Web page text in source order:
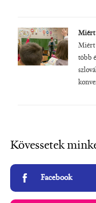
Miért
Miért
több
Kövessetek
Facebook